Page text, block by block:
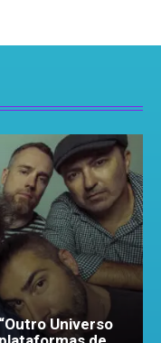
Universo